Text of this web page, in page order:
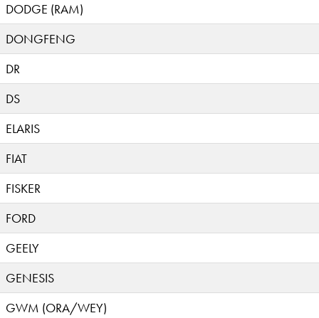
DODGE (RAM)
DONGFENG
DR
DS
ELARIS
FIAT
FISKER
FORD
GEELY
GENESIS
GWM (ORA/WEY)